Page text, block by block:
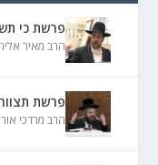
פרשת כי
הרב מאיר
פרשת
הרב מרדכי